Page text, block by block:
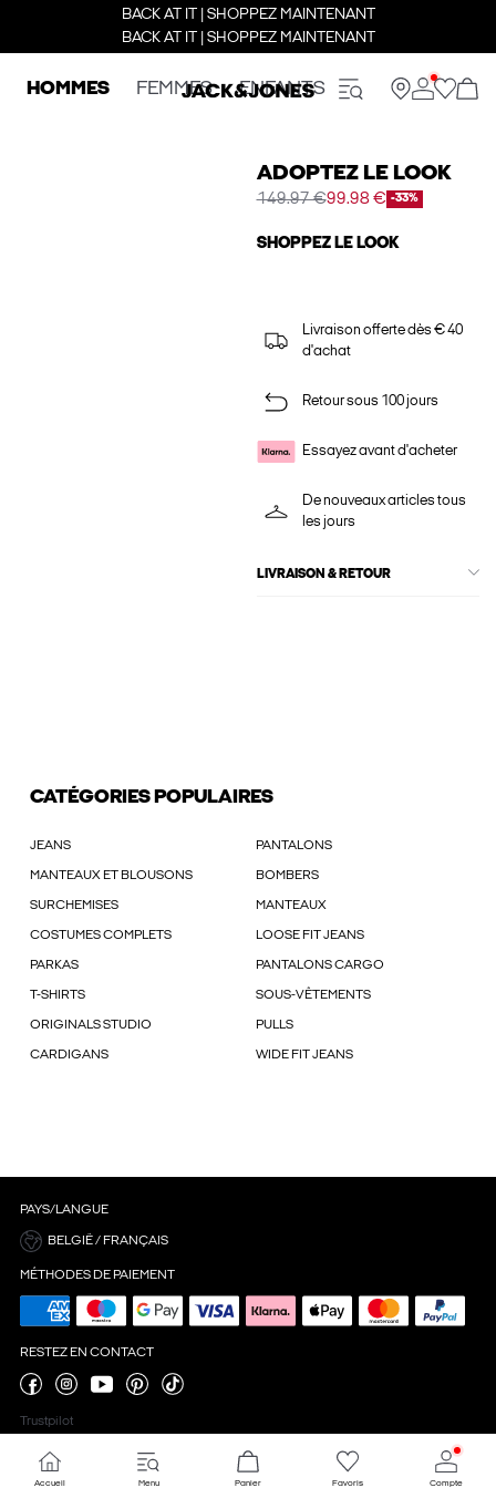
BACK AT IT | SHOPPEZ MAINTENANT
BACK AT IT | SHOPPEZ MAINTENANT
HOMMES FEMMES ENFANTS
ADOPTEZ LE LOOK
149.97 €99.98 € -33%
SHOPPEZ LE LOOK
Livraison offerte dès € 40
d'achat
Retour sous 100 jours
Essayez avant d'acheter
De nouveaux articles tous
les jours
LIVRAISON & RETOUR
CATÉGORIES POPULAIRES
JEANS PANTALONS
MANTEAUX ET BLOUSONS BOMBERS
SURCHEMISES MANTEAUX
COSTUMES COMPLETS LOOSE FIT JEANS
PARKAS PANTALONS CARGO
T-SHIRTS SOUS-VÊTEMENTS
ORIGINALS STUDIO PULLS
CARDIGANS WIDE FIT JEANS
PAYS/LANGUE
BELGIË / FRANÇAIS
MÉTHODES DE PAIEMENT
RESTEZ EN CONTACT
Trustpilot
Accueil Menu Panier Favoris Compte